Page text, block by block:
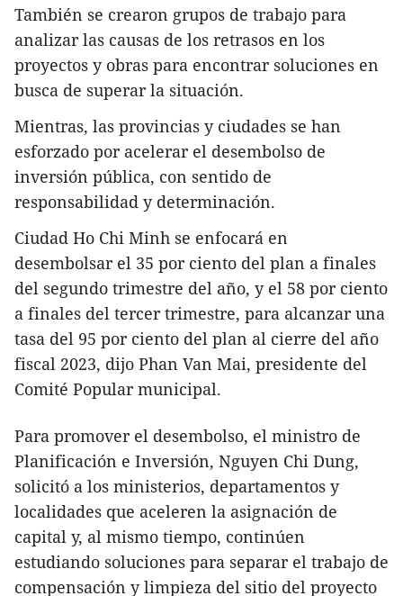
También se crearon grupos de trabajo para
analizar las causas de los retrasos en los
proyectos y obras para encontrar soluciones en
busca de superar la situación.
Mientras, las provincias y ciudades se han
esforzado por acelerar el desembolso de
inversión pública, con sentido de
responsabilidad y determinación.
Ciudad Ho Chi Minh se enfocará en
desembolsar el 35 por ciento del plan a finales
del segundo trimestre del año, y el 58 por ciento
a finales del tercer trimestre, para alcanzar una
tasa del 95 por ciento del plan al cierre del año
fiscal 2023, dijo Phan Van Mai, presidente del
Comité Popular municipal.
Para promover el desembolso, el ministro de
Planificación e Inversión, Nguyen Chi Dung,
solicitó a los ministerios, departamentos y
localidades que aceleren la asignación de
capital y, al mismo tiempo, continúen
estudiando soluciones para separar el trabajo de
compensación y limpieza del sitio del proyecto